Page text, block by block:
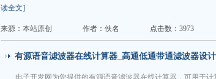
读全文]
来源：本站原创 作者：佚名 点击数：3973
有源语音滤波器在线计算器_高通低通带通滤波器设
电子开发网为您提供的有源语音滤波器在线计算器，可用于